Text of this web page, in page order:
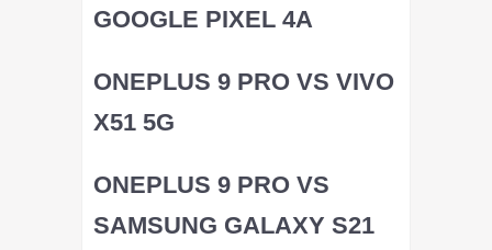
GOOGLE PIXEL 4A
ONEPLUS 9 PRO VS VIVO
X51 5G
ONEPLUS 9 PRO VS
SAMSUNG GALAXY S21